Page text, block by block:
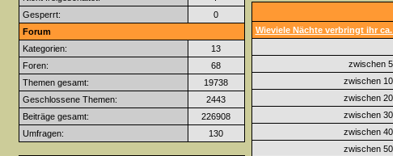
Gesperrt:
0
Forum
Kategorien:
13
Foren:
68
Themen gesamt:
19738
Geschlossene Themen:
2443
Beiträge gesamt:
226908
Umfragen:
130
Wieviele Nächte verbringt ihr
zwischen
zwischen
zwischen
zwischen
zwischen
zwischen